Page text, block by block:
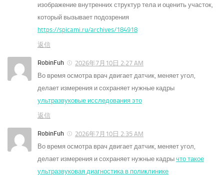
изображение внутренних структур тела и оценить участок,
который вызывает подозрения
https://spicami.ru/archives/184918
返信
RobinFuh
2026年7月10日 2:27 AM
Во время осмотра врач двигает датчик, меняет угол,
делает измерения и сохраняет нужные кадры
ультразвуковые исследования это
返信
RobinFuh
2026年7月10日 2:35 AM
Во время осмотра врач двигает датчик, меняет угол,
делает измерения и сохраняет нужные кадры что такое
ультразвуковая диагностика в поликлинике